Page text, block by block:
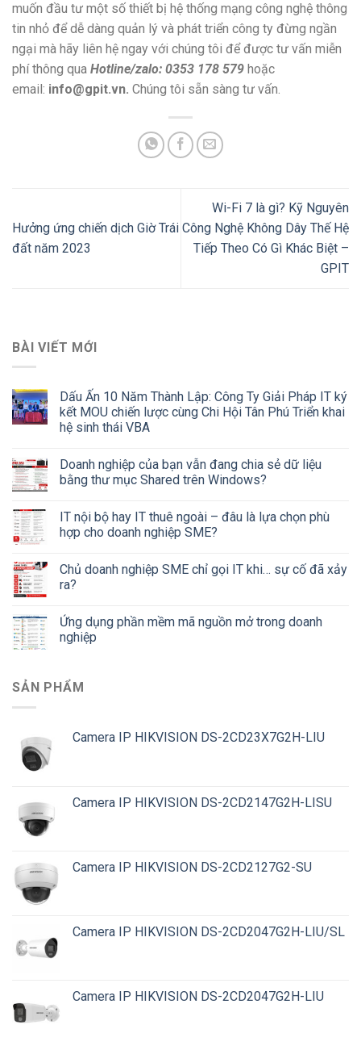
muốn đầu tư một số thiết bị hệ thống mạng công nghệ thông
tin nhỏ để dễ dàng quản lý và phát triển công ty đừng ngần
ngại mà hãy liên hệ ngay với chúng tôi để được tư vấn miễn
phí thông qua Hotline/zalo: 0353 178 579 hoặc
email: info@gpit.vn. Chúng tôi sẵn sàng tư vấn.
Hưởng ứng chiến dịch Giờ Trái
đất năm 2023
Wi-Fi 7 là gì? Kỹ Nguyên
Công Nghệ Không Dây Thế Hệ
Tiếp Theo Có Gì Khác Biệt –
GPIT
BÀI VIẾT MỚI
Dấu Ấn 10 Năm Thành Lập: Công Ty Giải Pháp IT ký
kết MOU chiến lược cùng Chi Hội Tân Phú Triển khai
hệ sinh thái VBA
Doanh nghiệp của bạn vẫn đang chia sẻ dữ liệu
bằng thư mục Shared trên Windows?
IT nội bộ hay IT thuê ngoài – đâu là lựa chọn phù
hợp cho doanh nghiệp SME?
Chủ doanh nghiệp SME chỉ gọi IT khi… sự cố đã xảy
ra?
Ứng dụng phần mềm mã nguồn mở trong doanh
nghiệp
SẢN PHẨM
Camera IP HIKVISION DS-2CD23X7G2H-LIU
Camera IP HIKVISION DS-2CD2147G2H-LISU
Camera IP HIKVISION DS-2CD2127G2-SU
Camera IP HIKVISION DS-2CD2047G2H-LIU/SL
Camera IP HIKVISION DS-2CD2047G2H-LIU